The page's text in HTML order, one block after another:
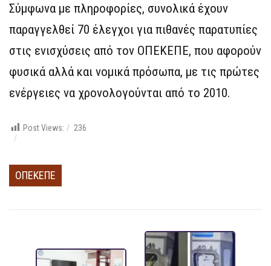
Σύμφωνα με πληροφορίες, συνολικά έχουν
παραγγελθεί 70 έλεγχοι για πιθανές παρατυπίες
στις ενισχύσεις από τον ΟΠΕΚΕΠΕ, που αφορούν
φυσικά αλλά και νομικά πρόσωπα, με τις πρώτες
ενέργειες να χρονολογούνται από το 2010.
Post Views: 236
ΟΠΕΚΕΠΕ